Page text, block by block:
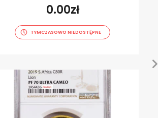
0.00zł
TYMCZASOWO NIEDOSTĘPNE